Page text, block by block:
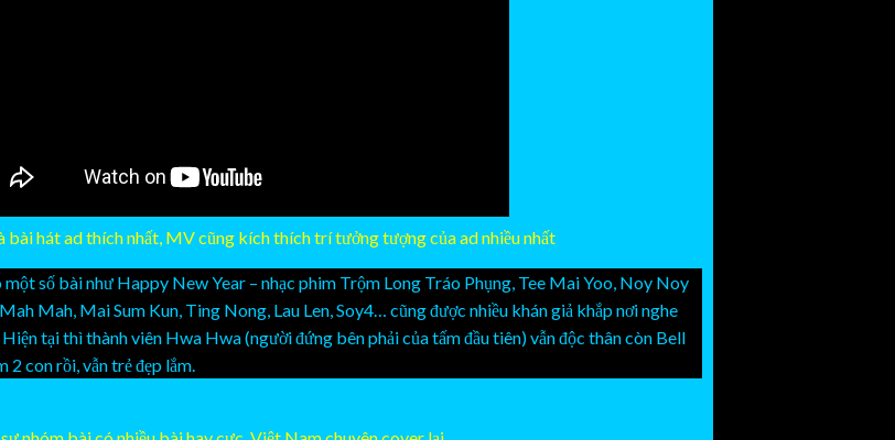
bài hát ad thích nhất, MV cũng kích thích trí tưởng tượng của ad nhiều nhất
số bài như Happy New Year – nhạc phim Trộm Long Tráo Phụng, Tee Mai Yoo, Noy Noy
Mah, Mai Sum Kun, Ting Nong, Lau Len, Soy4… cũng được nhiều khán giả khắp nơi nghe
tại thì thành viên Hwa Hwa (người đứng bên phải của tấm đầu tiên) vẫn độc thân còn Bell
2 con rồi, vẫn trẻ đẹp lắm.